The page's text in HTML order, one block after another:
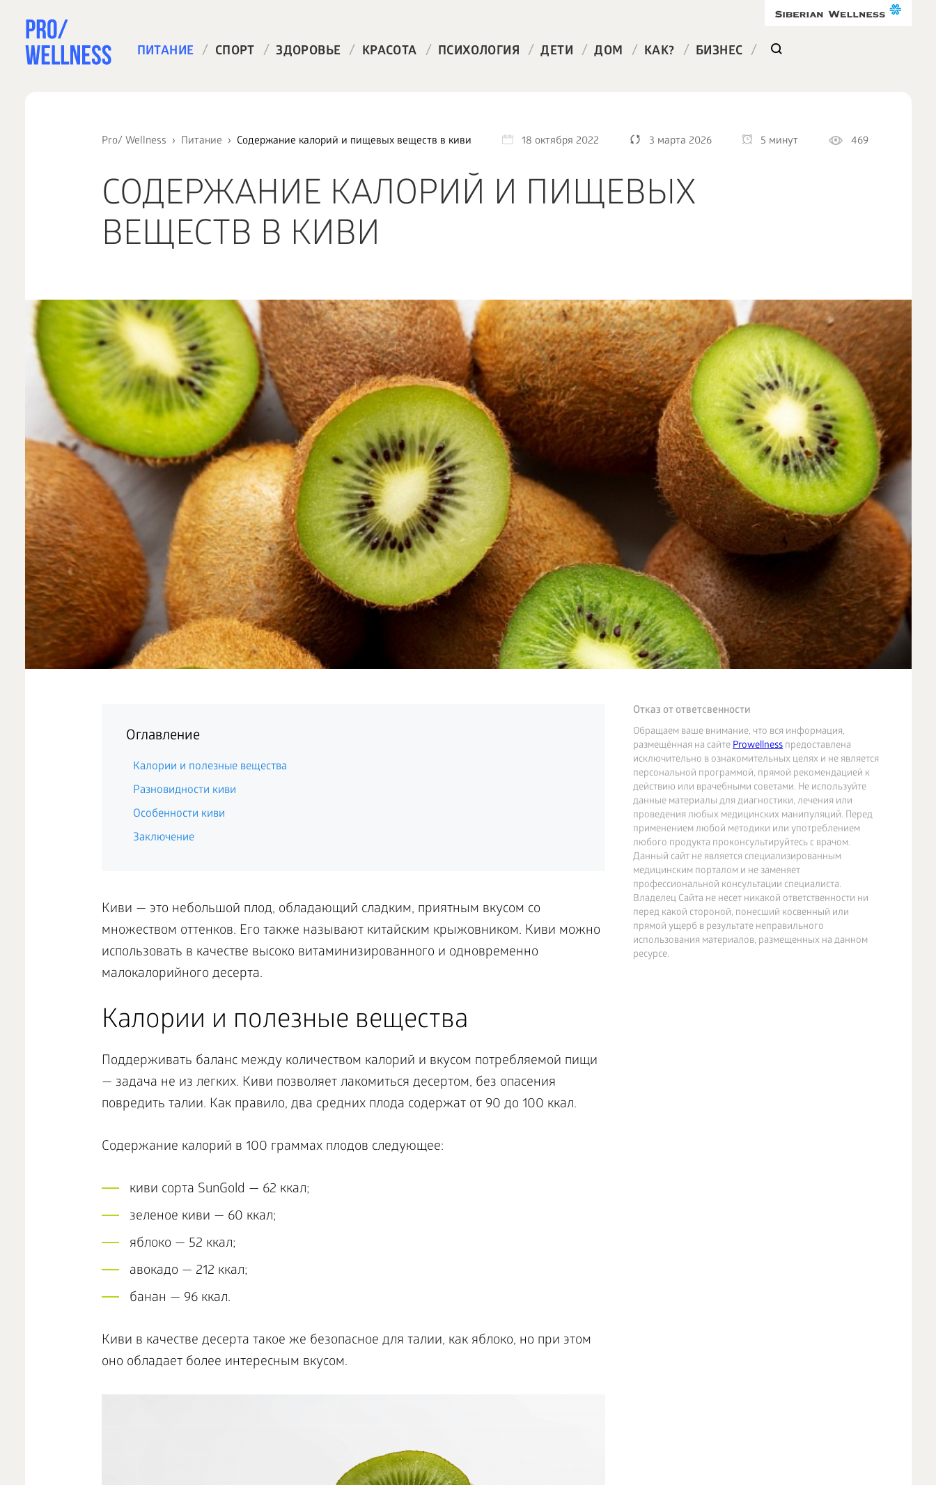
ПИТАНИЕ / СПОРТ / ЗДОРОВЬЕ / КРАСОТА / ПСИХОЛОГИЯ / ДЕТИ / ДОМ / КАК? / БИЗНЕС /
Pro/ Wellness Питание Содержание калорий и пищевых веществ в киви 18 октября 2022 3 марта 2026 5 минут 469
СОДЕРЖАНИЕ КАЛОРИЙ И ПИЩЕВЫХ
ВЕЩЕСТВ В КИВИ
Отказ от ответсвенности
Обращаем ваше внимание, что вся информация,
размещённая на сайтеProwellnessпредоставлена
исключительно в ознакомительных целях и не является
персональной программой, прямой рекомендацией к
действию или врачебными советами. Не используйте
данные материалы для диагностики, лечения или
проведения любых медицинских манипуляций. Перед
применением любой методики или употреблением
любого продукта проконсультируйтесь с врачом.
Данный сайт не является специализированным
медицинским порталом и не заменяет
профессиональной консультации специалиста.
Владелец Сайта не несет никакой ответственности ни
перед какой стороной, понесший косвенный или
прямой ущерб в результате неправильного
использования материалов, размещенных на данном
ресурсе.
Оглавление
Калории и полезные вещества
Разновидности киви
Особенности киви
Заключение
Киви — это небольшой плод, обладающий сладким, приятным вкусом со
множеством оттенков. Его также называют китайским крыжовником. Киви можно
использовать в качестве высоко витаминизированного и одновременно
малокалорийного десерта.
Калории и полезные вещества
Поддерживать баланс между количеством калорий и вкусом потребляемой пищи
— задача не из легких. Киви позволяет лакомиться десертом, без опасения
повредить талии. Как правило, два средних плода содержат от 90 до 100 ккал.
Содержание калорий в 100 граммах плодов следующее:
киви сорта SunGold — 62 ккал;
зеленое киви — 60 ккал;
яблоко — 52 ккал;
авокадо — 212 ккал;
банан — 96 ккал.
Киви в качестве десерта такое же безопасное для талии, как яблоко, но при этом
оно обладает более интересным вкусом.